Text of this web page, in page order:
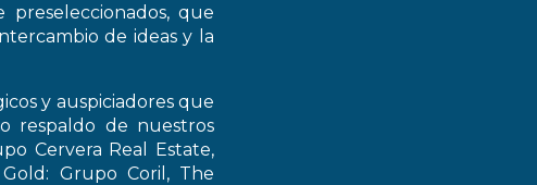
que
de ideas y la
y auspiciadores que
respaldo de nuestros
Cervera Real Estate,
Grupo Coril, The